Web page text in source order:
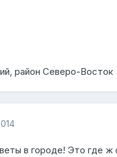
район Северо-Восток
в городе! Это где ж